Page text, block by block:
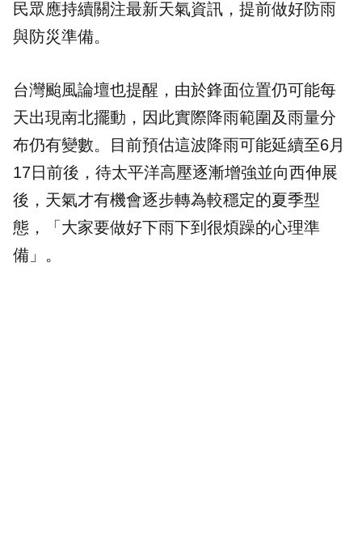
民眾應持續關注最新天氣資訊，提前做好防雨
與防災準備。
台灣颱風論壇也提醒，由於鋒面位置仍可能每
天出現南北擺動，因此實際降雨範圍及雨量分
布仍有變數。目前預估這波降雨可能延續至6月
17日前後，待太平洋高壓逐漸增強並向西伸展
後，天氣才有機會逐步轉為較穩定的夏季型
態，「大家要做好下雨下到很煩躁的心理準
備」。